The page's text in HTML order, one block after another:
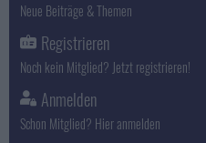
Neue Beiträge & Themen
Registrieren
Noch kein Mitglied? Jetzt registrieren!
Anmelden
Schon Mitglied? Hier anmelden